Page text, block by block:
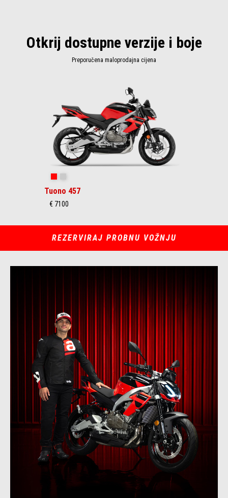
Otkrij dostupne verzije i boje
Preporučena maloprodajna cijena
Tuono 457
€ 7100
REZERVIRAJ PROBNU VOŽNJU